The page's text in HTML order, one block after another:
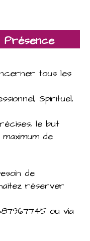
tous les
Spirituel,
le but
de
de
réserver
ou via